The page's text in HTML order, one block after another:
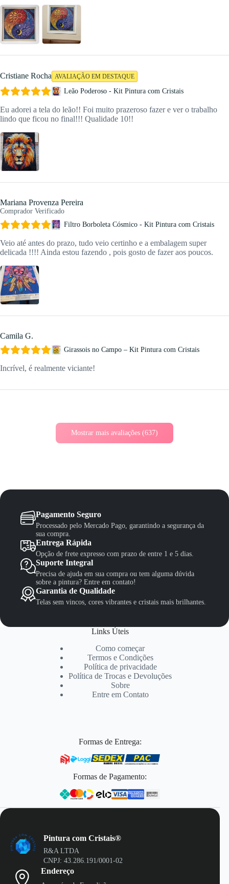
Cristiane Rocha AVALIAÇÃO EM DESTAQUE
Leão Poderoso - Kit Pintura com Cristais
Eu adorei a tela do leão!! Foi muito prazeroso fazer e ver o trabalho
lindo que ficou no final!!! Qualidade 10!!
Mariana Provenza Pereira
Comprador Verificado
Filtro Borboleta Cósmico - Kit Pintura com Cristais
Veio até antes do prazo, tudo veio certinho e a embalagem super
delicada !!!! Ainda estou fazendo , pois gosto de fazer aos poucos.
Camila G.
Girassois no Campo – Kit Pintura com Cristais
Incrível, é realmente viciante!
Mostrar mais avaliações (637)
Pagamento Seguro
Processado pelo Mercado Pago, garantindo a segurança da
sua compra.
Entrega Rápida
Opção de frete expresso com prazo de entre 1 e 5 dias.
Suporte Integral
Precisa de ajuda em sua compra ou tem alguma dúvida
sobre a pintura? Entre em contato!
Garantia de Qualidade
Telas sem vincos, cores vibrantes e cristais mais brilhantes.
Links Úteis
Como começar
Termos e Condições
Política de privacidade
Política de Trocas e Devoluções
Sobre
Entre em Contato
Formas de Entrega:
Formas de Pagamento:
Pintura com Cristais®
R&A LTDA
CNPJ: 43.286.191/0001-02
Endereço